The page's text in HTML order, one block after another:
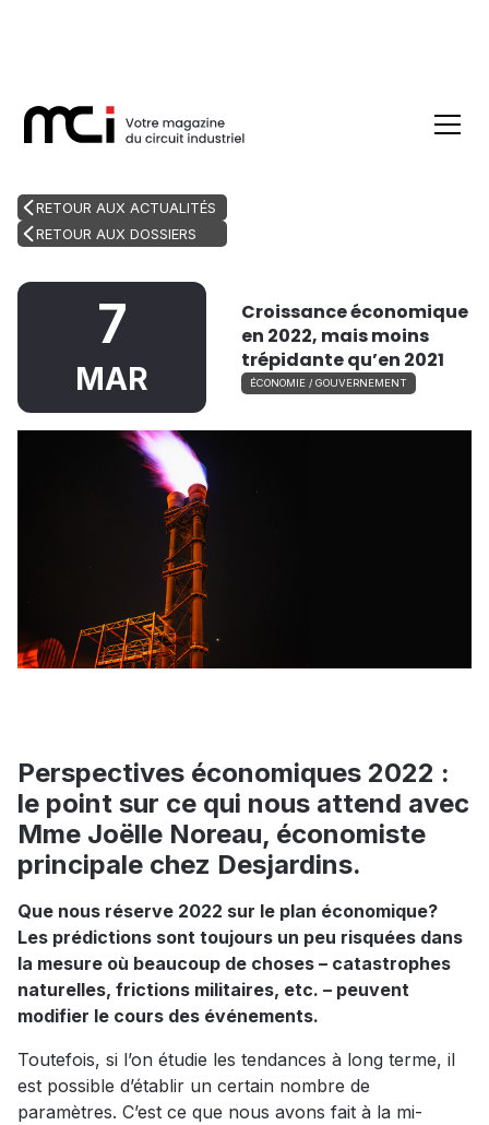
RETOUR AUX ACTUALITÉS
RETOUR AUX DOSSIERS
7
MAR
Croissance économique
en 2022, mais moins
trépidante qu’en 2021
ÉCONOMIE / GOUVERNEMENT
Perspectives économiques 2022 :
le point sur ce qui nous attend avec
Mme Joëlle Noreau, économiste
principale chez Desjardins.
Que nous réserve 2022 sur le plan économique?
Les prédictions sont toujours un peu risquées dans
la mesure où beaucoup de choses – catastrophes
naturelles, frictions militaires, etc. – peuvent
modifier le cours des événements.
Toutefois, si l’on étudie les tendances à long terme, il
est possible d’établir un certain nombre de
paramètres. C’est ce que nous avons fait à la mi-